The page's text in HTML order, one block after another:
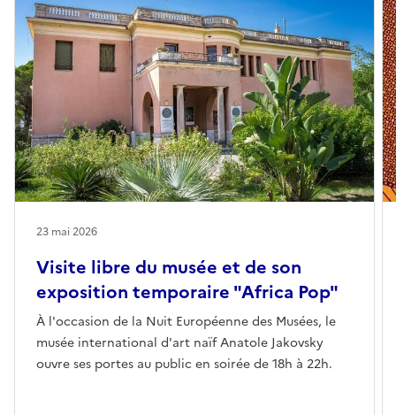
Visite libre du musée et de son
exposition temporaire "Africa Pop"
À l'occasion de la Nuit Européenne des Musées, le
musée international d'art naïf Anatole Jakovsky
ouvre ses portes au public en soirée de 18h à 22h.
23 mai 2026